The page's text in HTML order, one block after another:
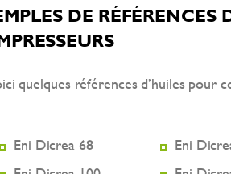
DE RÉFÉRENCES
quelques références d’huiles pour
Eni Dicrea 68
Eni